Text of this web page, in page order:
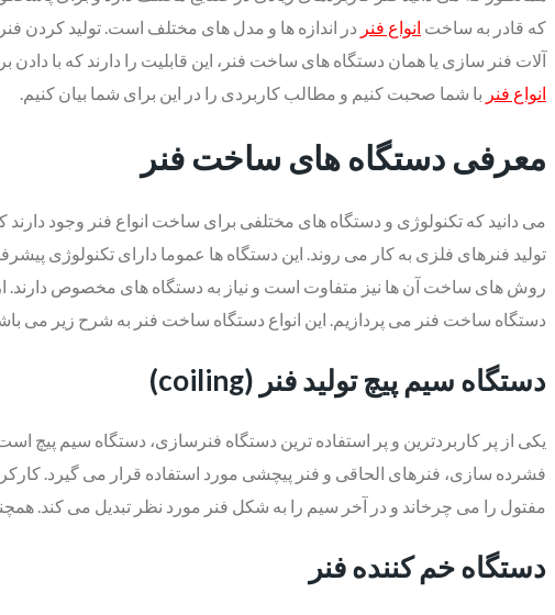
که قادر به ساخت انواع فنر در اندازه ها و مدل های مختلف است. تولید کردن
آلات فنر سازی یا همان دستگاه های ساخت فنر، این قابلیت را دارند که با
انواع فنر با شما صحبت کنیم و مطالب کاربردی را در این برای شما بیان کنیم.
معرفی دستگاه های ساخت فنر
می دانید که تکنولوژی و دستگاه های مختلفی برای ساخت انواع فنر وجود
تولید فنرهای فلزی به کار می‌ روند. این دستگاه‌ ها عموما دارای تکنولوژی
روش های ساخت آن ها نیز متفاوت است و نیاز به دستگاه های مخصوص دارند.
دستگاه ساخت فنر می پردازیم. این انواع دستگاه ساخت فنر به شرح زیر می
دستگاه سیم پیچ تولید فنر (coiling)
فشرده سازی، فنرهای الحاقی و فنر پیچشی مورد استفاده قرار می گیرد.
مفتول را می چرخاند و در آخر سیم را به شکل فنر مورد نظر تبدیل می کند.
دستگاه خم کننده فنر